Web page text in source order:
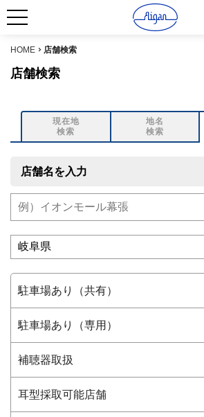
HOME 店舗検索
店舗検索
現在地
検索
地名
検索
店舗名を入力
駐車場あり（共有）
駐車場あり（専用）
補聴器取扱
耳型採取可能店舗